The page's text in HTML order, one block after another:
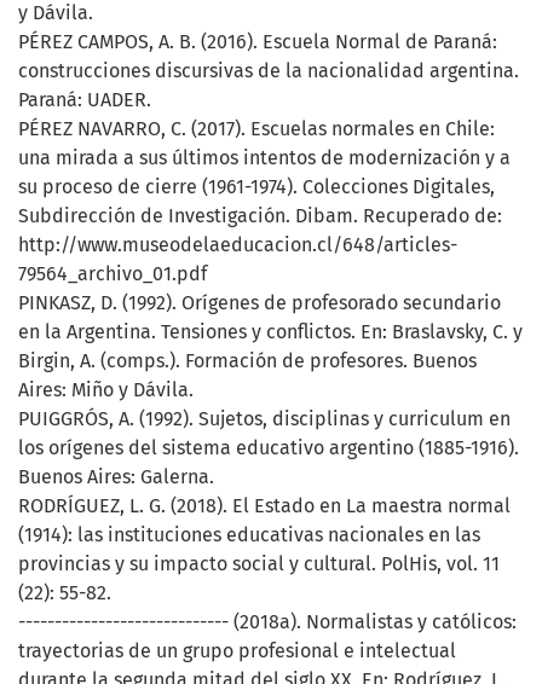
y Dávila.
PÉREZ CAMPOS, A. B. (2016). Escuela Normal de Paraná:
construcciones discursivas de la nacionalidad argentina.
Paraná: UADER.
PÉREZ NAVARRO, C. (2017). Escuelas normales en Chile:
una mirada a sus últimos intentos de modernización y a
su proceso de cierre (1961-1974). Colecciones Digitales,
Subdirección de Investigación. Dibam. Recuperado de:
http://www.museodelaeducacion.cl/648/articles-
79564_archivo_01.pdf
PINKASZ, D. (1992). Orígenes de profesorado secundario
en la Argentina. Tensiones y conflictos. En: Braslavsky, C. y
Birgin, A. (comps.). Formación de profesores. Buenos
Aires: Miño y Dávila.
PUIGGRÓS, A. (1992). Sujetos, disciplinas y curriculum en
los orígenes del sistema educativo argentino (1885-1916).
Buenos Aires: Galerna.
RODRÍGUEZ, L. G. (2018). El Estado en La maestra normal
(1914): las instituciones educativas nacionales en las
provincias y su impacto social y cultural. PolHis, vol. 11
(22): 55-82.
----------------------------- (2018a). Normalistas y católicos:
trayectorias de un grupo profesional e intelectual